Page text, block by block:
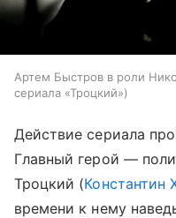
Артем Быстров в роли
сериала «Троцкий»
Действие сериала
Главный герой —
Троцкий (Константин
времени к нему